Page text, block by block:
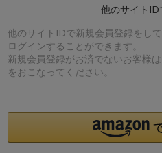
他のサイトID
他のサイトIDで新規会員登録をし
ログインすることができます。
新規会員登録がお済でないお客様
をおこなってください。